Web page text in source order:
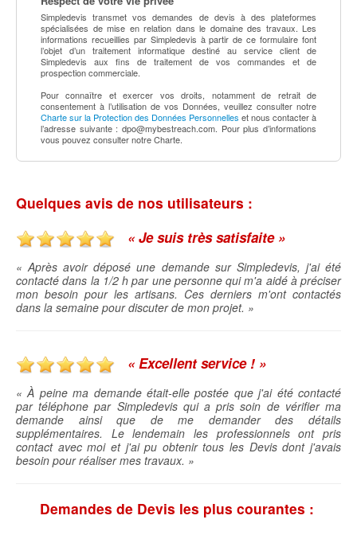
Simpledevis transmet vos demandes de devis à des plateformes
spécialisées de mise en relation dans le domaine des travaux. Les
informations recueillies par Simpledevis à partir de ce formulaire font
l’objet d’un traitement informatique destiné au service client de
Simpledevis aux fins de traitement de vos commandes et de
prospection commerciale.
Pour connaître et exercer vos droits, notamment de retrait de
consentement à l’utilisation de vos Données, veuillez consulter notre
Charte sur la Protection des Données Personnelles et nous contacter à
l’adresse suivante : dpo@mybestreach.com. Pour plus d’informations
vous pouvez consulter notre Charte.
Quelques avis de nos utilisateurs :
« Je suis très satisfaite »
« Après avoir déposé une demande sur Simpledevis, j'ai été
contacté dans la 1/2 h par une personne qui m'a aidé à préciser
mon besoin pour les artisans. Ces derniers m'ont contactés
dans la semaine pour discuter de mon projet. »
« Excellent service ! »
« À peine ma demande était-elle postée que j'ai été contacté
par téléphone par Simpledevis qui a pris soin de vérifier ma
demande ainsi que de me demander des détails
supplémentaires. Le lendemain les professionnels ont pris
contact avec moi et j'ai pu obtenir tous les Devis dont j'avais
besoin pour réaliser mes travaux. »
Demandes de Devis les plus courantes :